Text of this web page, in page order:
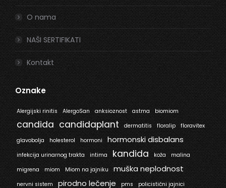
O nama
NAŠI SERTIFIKATI
Kontakt
Oznake
Alergijski rinitis AlergoSan anksioznost astma biomiom
candida candidaplant dermatitis floralip
floravitex
glavobolja
holesterol hormoni hormonski disbalans
infekcija urinarnog trakta intima kandida koža
malina
migrena
miom Miom na jajniku muška neplodnost
nervni sistem pirodno lečenje pms policistični jajnici